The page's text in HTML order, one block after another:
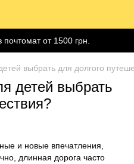
от 1500 грн.
выбрать для долгого
детей выбрать
и новые впечатления,
длинная дорога часто